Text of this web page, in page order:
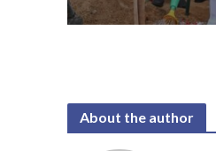
About the author